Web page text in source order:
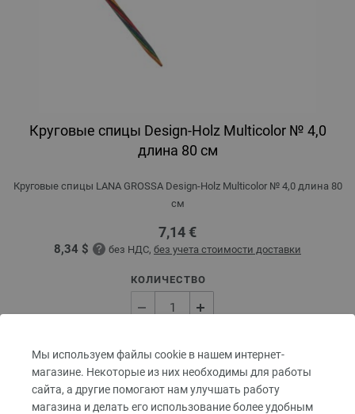
Мы используем файлы cookie в нашем интернет-
магазине. Некоторые из них необходимы для работы
сайта, а другие помогают нам улучшать работу
магазина и делать его использование более удобным
Круговые спицы Design-Holz Multicolor № 4,0
длина 80 см
Круговые спицы LANA GROSSA Design-Holz Multicolor № 4,0 длина 80
см
7,14 €
8,34 $ без НДС, без учета стоимости доставки
КОЛИЧЕСТВО
В КОРЗИНУ
Добавить в избранное